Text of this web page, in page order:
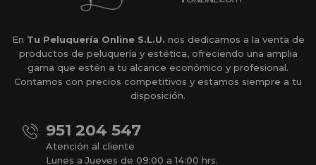
En Tu Peluquería Online S.L.U. nos dedicamos a la venta de
productos de peluquería y estética, ofreciendo una amplia
gama que estén a tu alcance económico y profesional.
Contamos con precios competitivos y estamos siempre a tu
disposición.
951 204 547
Atención al cliente
Lunes a Jueves de 09:00 a 14:00 hrs.